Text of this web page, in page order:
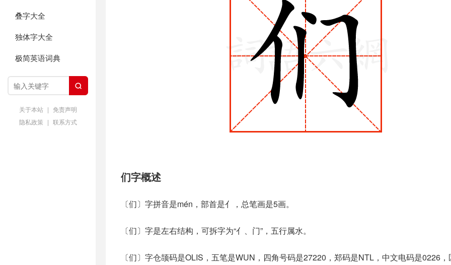
叠字大全
独体字大全
极简英语词典

关于本站 | 免责声明
隐私政策 | 联系方式
们字概述
〔们〕字拼音是mén，部首是亻，总笔画是5画。
〔们〕字是左右结构，可拆字为“亻、门”，五行属水。
〔们〕字仓颉码是OLIS，五笔是WUN，四角号码是27220，郑码是NTL，中文电码是0226